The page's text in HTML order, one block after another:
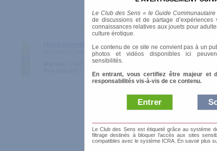
Le Club des Sens « le Guide
de discussions et de partage
connaissances relatives aux jouets pour
culture érotique.
Le contenu de ce site ne convient pas à un
photos et vidéos disponibles ici
sensibilités.
En entrant, vous certifiez être majeur et
responsabilités vis-à-vis de ce contenu.
Entrer
Le Club des Sens est étiqueté grâce au système
filtrage destinés à bloquer l'accès aux sites
compatibles avec le système ICRA. En savoir plus
Huile dermatologique Uriage
Massage et Plaisirs > Huiles et Crèmes
Laboratoire Uriage
12.50 €